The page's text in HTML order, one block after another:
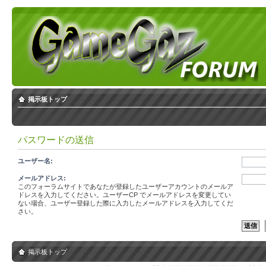
掲示板トップ
パスワードの送信
ユーザー名:
メールアドレス:
このフォーラムサイトであなたが登録したユーザーアカウントのメールア
ドレスを入力してください。ユーザーCP でメールアドレスを変更してい
ない場合、ユーザー登録した際に入力したメールアドレスを入力してくだ
さい。
掲示板トップ